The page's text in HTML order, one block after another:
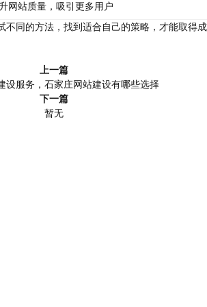
网站质量，吸引更多用户
同的方法，找到适合自己的策略，才能取得
上一篇
设服务，石家庄网站建设有哪些选择
下一篇
暂无